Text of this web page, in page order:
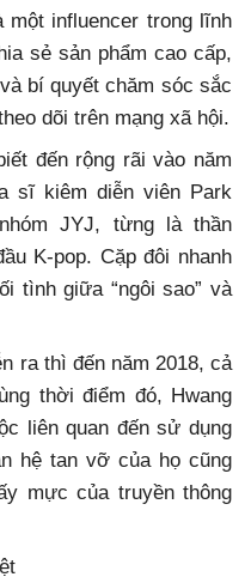
một influencer trong lĩnh
sẻ sản phẩm cao cấp,
bí quyết chăm sóc sắc
dõi trên mạng xã hội.
đến rộng rãi vào năm
sĩ kiêm diễn viên Park
JYJ, từng là thần
K-pop. Cặp đôi nhanh
tình giữa “ngôi sao” và
ra thì đến năm 2018, cả
thời điểm đó, Hwang
liên quan đến sử dụng
hệ tan vỡ của họ cũng
mực của truyền thông